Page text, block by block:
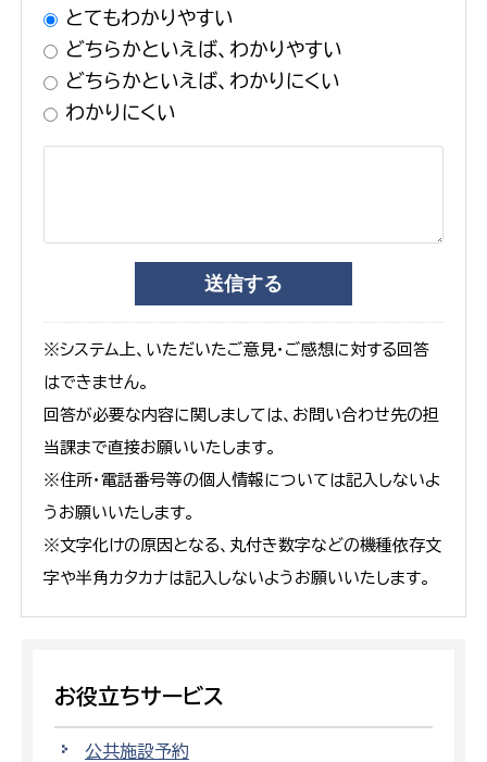
とてもわかりやすい
どちらかといえば、わかりやすい
どちらかといえば、わかりにくい
わかりにくい
※システム上、いただいたご意見・ご感想に対する回答
はできません。
回答が必要な内容に関しましては、お問い合わせ先の担
当課まで直接お願いいたします。
※住所・電話番号等の個人情報については記入しないよ
うお願いいたします。
※文字化けの原因となる、丸付き数字などの機種依存文
字や半角カタカナは記入しないようお願いいたします。
お役立ちサービス
公共施設予約